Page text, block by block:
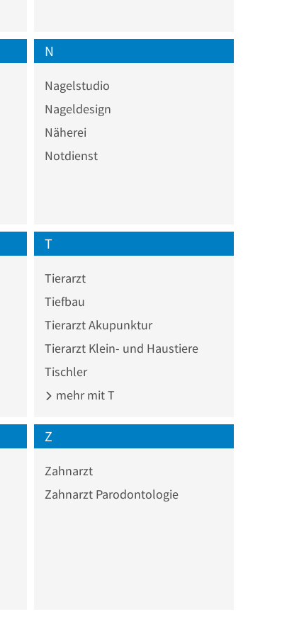
N
Nagelstudio
Nageldesign
Näherei
Notdienst
T
Tierarzt
Tiefbau
Tierarzt Akupunktur
Tierarzt Klein- und Haustiere
Tischler
mehr mit T
Z
Zahnarzt
Zahnarzt Parodontologie